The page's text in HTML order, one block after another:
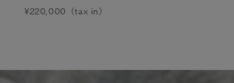
¥220,000（tax in）